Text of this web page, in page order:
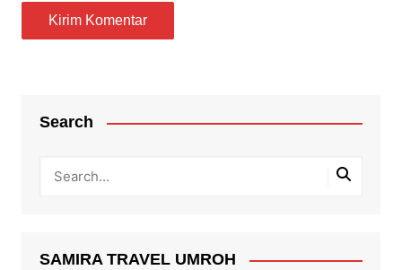
Search
SAMIRA TRAVEL UMROH